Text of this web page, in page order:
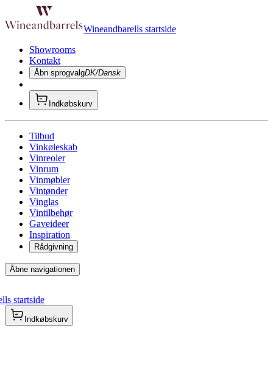
Wineandbarells startside
Showrooms
Kontakt
Åbn sprogvalgDK/Dansk
Indkøbskurv
Tilbud
Vinkøleskab
Vinreoler
Vinrum
Vinmøbler
Vintønder
Vinglas
Vintilbehør
Gaveideer
Inspiration
Rådgivning
Åbne navigationen
startside
Indkøbskurv